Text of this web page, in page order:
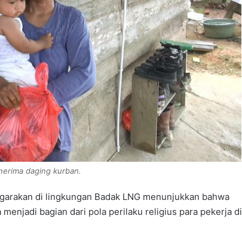
daging kurban.
di lingkungan Badak LNG menunjukkan bahwa
bagian dari pola perilaku religius para pekerja di